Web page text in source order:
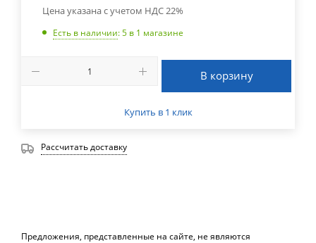
Цена указана с учетом НДС 22%
Есть в наличии: 5 в 1 магазине
В корзину
Купить в 1 клик
Рассчитать доставку
Предложения, представленные на сайте, не являются